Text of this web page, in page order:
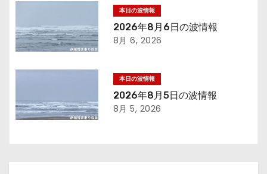
ョ
ン
本日の波情報
2026年8月6日の波情報
8月 6, 2026
本日の波情報
2026年8月5日の波情報
8月 5, 2026